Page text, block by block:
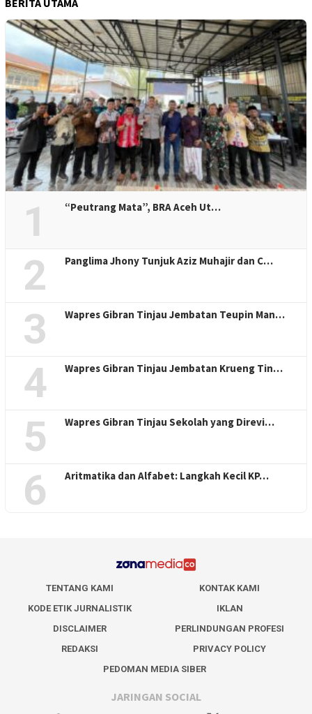
1 “Peutrang Mata”, BRA Aceh Ut…
2 Panglima Jhony Tunjuk Aziz Muhajir dan C…
3 Wapres Gibran Tinjau Jembatan Teupin Man…
4 Wapres Gibran Tinjau Jembatan Krueng Tin…
5 Wapres Gibran Tinjau Sekolah yang Direvi…
6 Aritmatika dan Alfabet: Langkah Kecil KP…
TENTANG KAMI
KONTAK KAMI
KODE ETIK JURNALISTIK
IKLAN
DISCLAIMER
PERLINDUNGAN PROFESI
REDAKSI
PRIVACY POLICY
PEDOMAN MEDIA SIBER
JARINGAN SOCIAL